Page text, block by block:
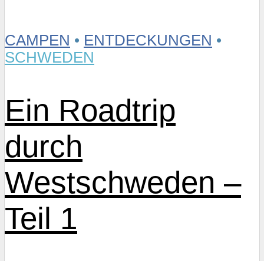
CAMPEN • ENTDECKUNGEN •
SCHWEDEN
Ein Roadtrip
durch
Westschweden –
Teil 1